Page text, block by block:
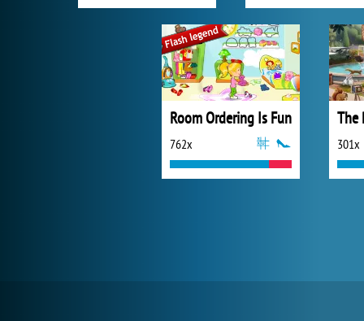
Room Ordering Is Fun
762x 301x